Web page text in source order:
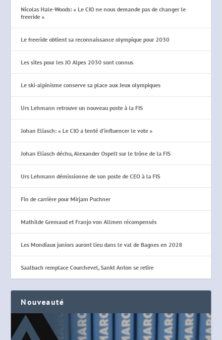
Nicolas Hale-Woods: « Le CIO ne nous demande pas de changer le
freeride »
Le freeride obtient sa reconnaissance olympique pour 2030
Les sites pour les JO Alpes 2030 sont connus
Le ski-alpinisme conserve sa place aux Jeux olympiques
Urs Lehmann retrouve un nouveau poste à la FIS
Johan Eliasch: « Le CIO a tenté d’influencer le vote »
Johan Eliasch déchu, Alexander Ospelt sur le trône de la FIS
Urs Lehmann démissionne de son poste de CEO à la FIS
Fin de carrière pour Mirjam Puchner
Mathilde Gremaud et Franjo von Allmen récompensés
Les Mondiaux juniors auront lieu dans le val de Bagnes en 2028
Saalbach remplace Courchevel, Sankt Anton se retire
Nouveauté